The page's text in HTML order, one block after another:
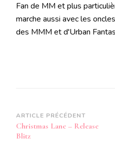
Fan de MM et plus
marche aussi avec les
des MMM et d'Urban
Navigation
d’article
ARTICLE PRÉCÉDENT
Christmas Lane – Release
Blitz